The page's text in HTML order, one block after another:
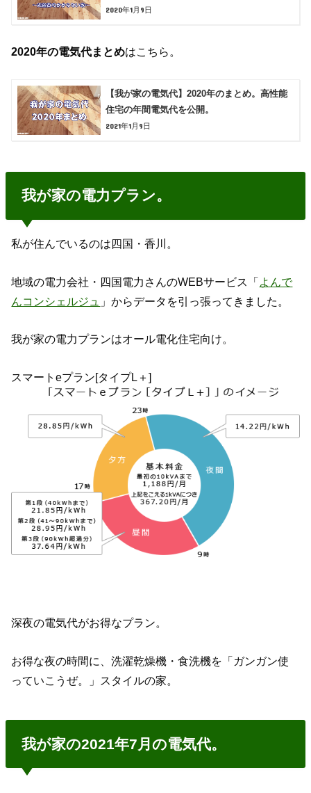
2020年1月9日
2020年の電気代まとめはこちら。
【我が家の電気代】2020年のまとめ。高性能
住宅の年間電気代を公開。
2021年1月9日
我が家の電力プラン。
私が住んでいるのは四国・香川。
地域の電力会社・四国電力さんのWEBサービス「よんで
んコンシェルジュ 」からデータを引っ張ってきました。
我が家の電力プランはオール電化住宅向け。
スマートeプラン[タイプL＋]
深夜の電気代がお得なプラン。
お得な夜の時間に、洗濯乾燥機・食洗機を「ガンガン使
っていこうぜ。」スタイルの家。
我が家の2021年7月の電気代。